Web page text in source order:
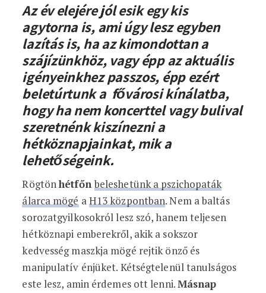
Agymasszázs a hétköznapokra –
Az év elejére jól esik egy kis
agytorna is, ami úgy lesz egyben
lazítás is, ha az kimondottan a
szájízünkhöz, vagy épp az aktuális
igényeinkhez passzos, épp ezért
beletúrtunk a fővárosi kínálatba,
hogy ha nem koncerttel vagy bulival
szeretnénk kiszínezni a
hétköznapjainkat, mik a
lehetőségeink.
Rögtönhétfőnbeleshetünk a pszichopaták
álarca mögé aH13 központban. Nem a baltás
sorozatgyilkosokról lesz szó, hanem teljesen
hétköznapi emberekről, akik a sokszor
kedvesség maszkja mögé rejtik önző és
manipulatív énjüket. Kétségtelenül tanulságos
este lesz, amin érdemes ott lenni.Másnap